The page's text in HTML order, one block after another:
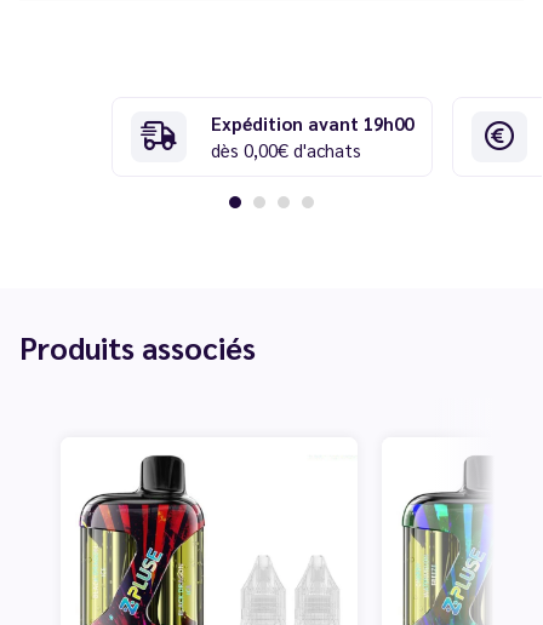
Expédition avant 19h00
dès 0,00€ d'achats
Produits associés